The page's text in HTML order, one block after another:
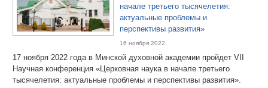
начале третьего тысячелетия:
актуальные проблемы и
перспективы развития»
16 ноября 2022
17 ноября 2022 года в Минской духовной академии пройдет VII
Научная конференция «Церковная наука в начале третьего
тысячелетия: актуальные проблемы и перспективы развития».